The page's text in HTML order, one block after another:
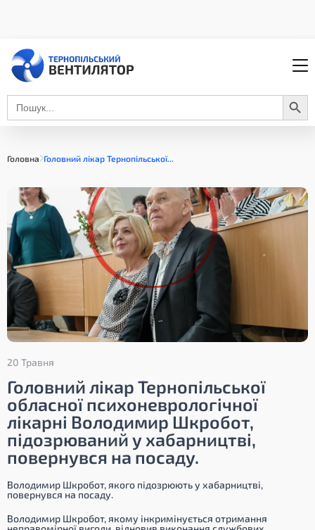
Search
for:
Search Button
Головна Головний лікар Тернопільської...
20 Травня
Головний лікар Тернопільської
обласної психоневрологічної
лікарні Володимир Шкробот,
підозрюваний у хабарництві,
повернувся на посаду.
Володимир Шкробот, якого підозрюють у хабарництві,
повернувся на посаду.
Володимир Шкробот, якому інкримінується отримання